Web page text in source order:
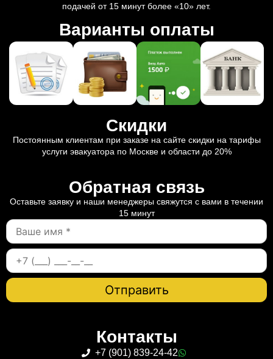
подачей от 15 минут более «10» лет.
Варианты оплаты
Скидки
Постоянным клиентам при заказе на сайте скидки на тарифы
услуги эвакуатора по Москве и области до 20%
Обратная связь
Оставьте заявку и наши менеджеры свяжутся с вами в течении
15 минут
Контакты
+7 (901) 839-24-42